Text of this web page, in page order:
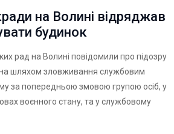
на Волині відряджав
будинок
рад на Волині повідомили про підозру
шляхом зловживання службовим
за попередньою змовою групою осіб, у
воєнного стану, та у службовому